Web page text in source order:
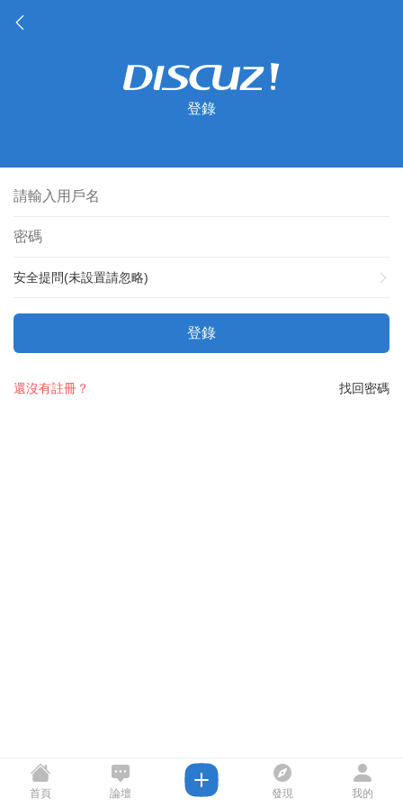
登錄
安全提問(未設置請忽略)
登錄
找回密碼
還沒有註冊？
首頁 論壇 發現 我的